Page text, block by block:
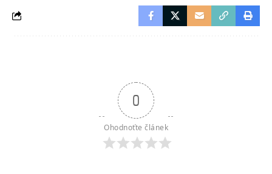
0
Ohodnoťte článek